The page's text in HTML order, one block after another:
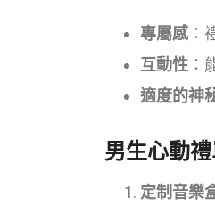
專屬感：
互動性 ：
適度的神
男生心動
定制音樂